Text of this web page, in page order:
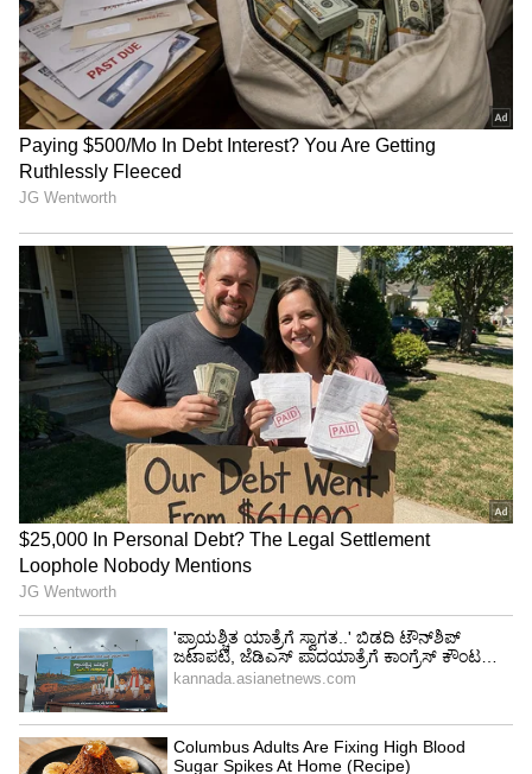
Viral Video: ಪಾರ್ಸೆಲ್ ಅಂತ ಬುಕ್ ಮಾಡಿದ್ರು, ಬಂದು
ನೋಡಿದ್ರೆ ಮುದ್ದಾದ ನಾಯಿ: ರಾಪಿಡೋ ಡ್ರೈವರ್‌ ಶಾಕ್!
Viral Video: ಐಫೆಲ್ ಟವರ್ ಮುಂದೆ ಭಾರತೀಯ
ಮಹಿಳೆಯರ ಸೀರೆ ಕ್ಯಾಟ್‌ವಾಕ್: ಡ್ಯಾನ್ಸ್‌ಗಿಂತ ಇದೇ
ಚೆಂದ ಅನ್ನೋದಾ!
3
Image Credit :Instagram / Yogyatra With Shashi
ವೈದ್ಯರ ಸಲಹೆ ಪಡೆಯುವುದು ಕಡ್ಡಾಯ
‘ಜನರು ನಾನು ಗರ್ಭಿಣಿಯಾಗಿ ಮಾಡುವ ಯೋಗಾಸನಗಳನ್ನು
ಮಾತ್ರ ನೋಡುತ್ತಿದ್ದಾರೆ. ಆದರೆ ಇದರ ಹಿಂದೆ ನನ್ನ ಹಲವು
ವರ್ಷಗಳ ಕಠಿಣ ಪರಿಶ್ರಮವಿದೆ. ಅನೇಕ ವರ್ಷಗಳ ಕಠಿಣ
ತರಬೇತಿಯ ನಂತರವೇ ನಾನು ಈ ಆಸನಗಳನ್ನು ಮಾಡಲು
ಸಾಧ್ಯವಾಗಿದೆ. ನಾನು ಸದ್ಯ 9 ತಿಂಗಳ ಗರ್ಭಿಣಿ ಎಂಬುದು
ನಿಜ. ಆದರೆ ಎಲ್ಲರೂ ಈ ಆಸನಗಳನ್ನು ಮಾಡಲು ಸಾಧ್ಯವಿಲ್ಲ.
ಪ್ರತಿಯೊಬ್ಬ ಮಹಿಳೆಯ ದೇಹವೂ ಒಂದೇ ರೀತಿ ಇರುವುದಿಲ್ಲ.